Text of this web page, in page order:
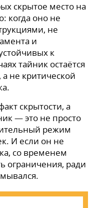
скрытое место на
когда оно не
не
и
к
тайник остаётся
не критической
скрытости, а
— это не просто
режим
И если он не
со временем
ограничения, ради